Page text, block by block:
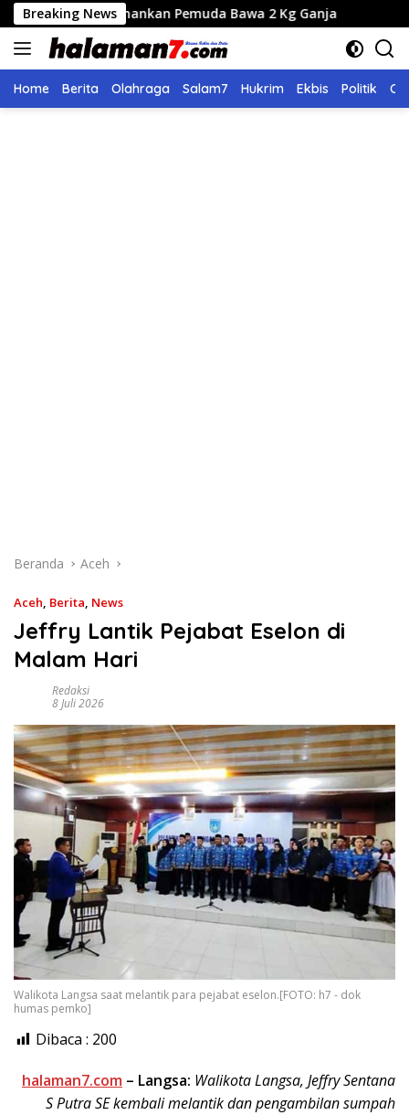
Langsung
ke
konten
Breaking News
Pemuda Bawa 2 Kg Ganja Seleksi Calon
Home Berita Olahraga Salam7 Hukrim Ekbis Politik
Beranda Aceh
Aceh, Berita, News
Jeffry Lantik Pejabat Eselon di
Malam Hari
Redaksi
8 Juli 2026
Walikota Langsa saat melantik para pejabat eselon.[FOTO: h7 - dok
humas pemko]
Dibaca : 200
halaman7.com – Langsa: Walikota Langsa, Jeffry Sentana
S Putra SE kembali melantik dan pengambilan sumpah